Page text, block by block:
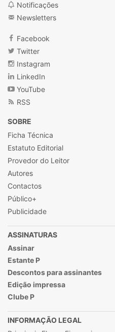
Notificações
Newsletters
Facebook
Twitter
Instagram
LinkedIn
YouTube
RSS
SOBRE
Ficha Técnica
Estatuto Editorial
Provedor do Leitor
Autores
Contactos
Público+
Publicidade
ASSINATURAS
Assinar
Estante P
Descontos para assinantes
Edição impressa
Clube P
INFORMAÇÃO LEGAL